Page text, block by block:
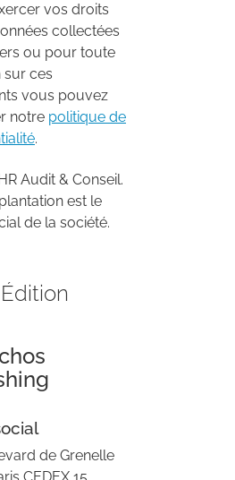
vos droits
collectées
ou pour toute
sur ces
vous pouvez
notre politique de
.
Audit & Conseil.
est le
de la société.
Édition
de Grenelle